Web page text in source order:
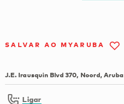
SALVAR AO MYARUBA
J.E. Irausquin Blvd 370, Noord, Aruba
Ligar